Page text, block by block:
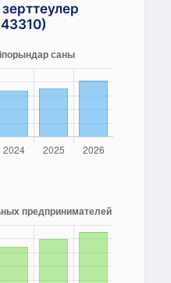
зерттеулер